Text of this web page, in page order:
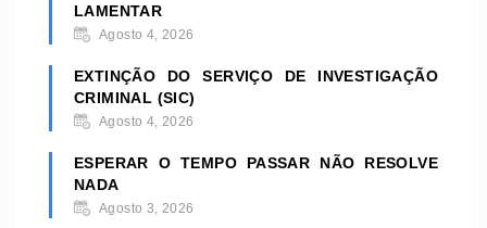
LAMENTAR
Agosto 4, 2026
EXTINÇÃO DO SERVIÇO DE INVESTIGAÇÃO
CRIMINAL (SIC)
Agosto 4, 2026
ESPERAR O TEMPO PASSAR NÃO RESOLVE
NADA
Agosto 3, 2026